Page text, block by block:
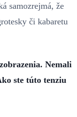
samozrejmá, že
či kabaretu
Nemali
ste túto tenziu